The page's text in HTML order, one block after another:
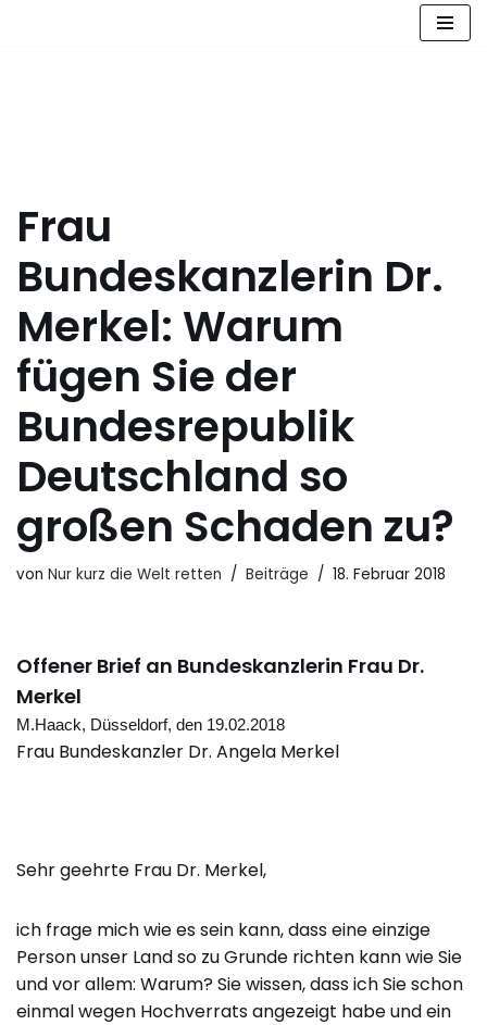
Frau
Bundeskanzlerin Dr.
Merkel: Warum
fügen Sie der
Bundesrepublik
Deutschland so
großen Schaden zu?
von Nur kurz die Welt retten Beiträge 18. Februar 2018
Offener Brief an Bundeskanzlerin Frau Dr.
Merkel
M.Haack, Düsseldorf, den 19.02.2018
Frau Bundeskanzler Dr. Angela Merkel
Sehr geehrte Frau Dr. Merkel,
ich frage mich wie es sein kann, dass eine einzige
Person unser Land so zu Grunde richten kann wie Sie
und vor allem: Warum? Sie wissen, dass ich Sie schon
einmal wegen Hochverrats angezeigt habe und ein